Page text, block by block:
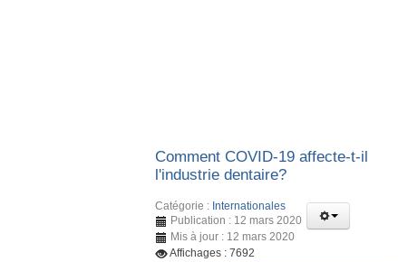
Comment COVID-19 affecte-t-il
l'industrie dentaire?
Catégorie : Internationales
Publication : 12 mars 2020
Mis à jour : 12 mars 2020
Affichages : 7692